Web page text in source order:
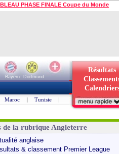
PHASE FINALE Coupe du Monde
Bayern
Dortmund
Résultats
Maroc | Tunisie |
de la rubrique Angleterre
anglaise
& classement Premier League